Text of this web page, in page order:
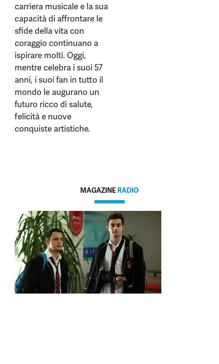
carriera musicale e la sua
capacità di affrontare le
sfide della vita con
coraggio continuano a
ispirare molti. Oggi,
mentre celebra i suoi 57
anni, i suoi fan in tutto il
mondo le augurano un
futuro ricco di salute,
felicità e nuove
conquiste artistiche.
MAGAZINE RADIO